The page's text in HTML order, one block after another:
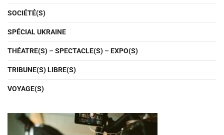
SOCIÉTÉ(S)
SPÉCIAL UKRAINE
THÉATRE(S) – SPECTACLE(S) – EXPO(S)
TRIBUNE(S) LIBRE(S)
VOYAGE(S)